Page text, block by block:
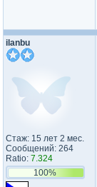
ilanbu
Стаж: 15 лет 2 мес.
Сообщений: 264
Ratio: 7.324
100%